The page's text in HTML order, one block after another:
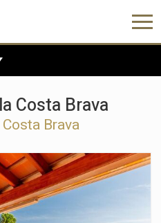
Costa Brava
Brava
A LA CERCA